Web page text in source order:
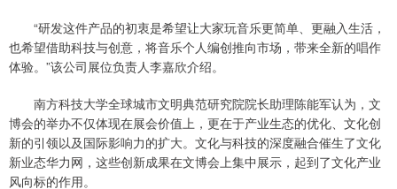
“研发这件产品的初衷是希望让大家玩音乐更简单、更融入生活，
也希望借助科技与创意，将音乐个人编创推向市场，带来全新的唱作
体验。”该公司展位负责人李嘉欣介绍。
南方科技大学全球城市文明典范研究院院长助理陈能军认为，文
博会的举办不仅体现在展会价值上，更在于产业生态的优化、文化创
新的引领以及国际影响力的扩大。文化与科技的深度融合催生了文化
新业态华力网，这些创新成果在文博会上集中展示，起到了文化产业
风向标的作用。